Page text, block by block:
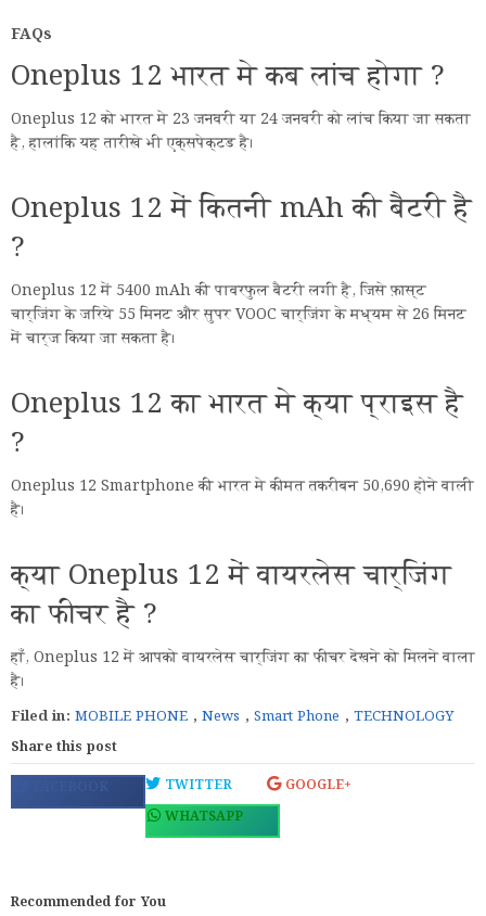
FAQs
Oneplus 12 भारत मे कब लांच होगा ?
Oneplus 12 को भारत मे 23 जनवरी या 24 जनवरी को लांच किया जा सकता
है, हालांकि यह तारीखे भी एक्सपेक्टड है।
Oneplus 12 में कितनी mAh की बैटरी है
?
Oneplus 12 में 5400 mAh की पावरफुल बैटरी लगी है, जिसे फ़ास्ट
चार्जिंग के जरिये 55 मिनट और सुपर VOOC चार्जिंग के मध्यम से 26 मिनट
में चार्ज किया जा सकता है।
Oneplus 12 का भारत मे क्या प्राइस है
?
Oneplus 12 Smartphone की भारत मे कीमत तकरीबन 50,690 होने वाली
है।
क्या Oneplus 12 में वायरलेस चार्जिंग
का फीचर है ?
हाँ, Oneplus 12 में आपको वायरलेस चार्जिंग का फीचर देखने को मिलने वाला
है।
Filed in: MOBILE PHONE , News , Smart Phone , TECHNOLOGY
Share this post
FACEBOOK TWITTER
GOOGLE+
WHATSAPP
Recommended for You